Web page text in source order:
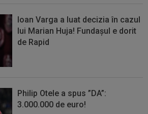
Ioan Varga a luat decizia în cazul
lui Marian Huja! Fundașul e dorit
de Rapid
Philip Otele a spus ”DA”:
3.000.000 de euro!